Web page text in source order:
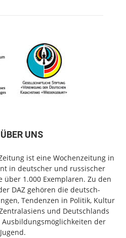
UNS
ist eine Wochenzeitung in
in deutscher und russischer
über 1.000 Exemplaren. Zu den
DAZ gehören die deutsch-
Tendenzen in Politik, Kultur
und Deutschlands
der
Jugend.